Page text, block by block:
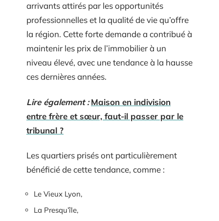
arrivants attirés par les opportunités
professionnelles et la qualité de vie qu’offre
la région. Cette forte demande a contribué à
maintenir les prix de l’immobilier à un
niveau élevé, avec une tendance à la hausse
ces dernières années.
Lire également : Maison en indivision
entre frère et sœur, faut-il passer par le
tribunal ?
Les quartiers prisés ont particulièrement
bénéficié de cette tendance, comme :
Le Vieux Lyon,
La Presqu’île,